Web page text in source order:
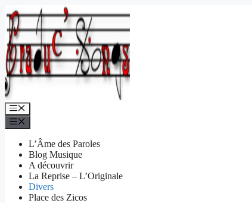
Aller
au
contenu
Menu
L’Âme des Paroles
Blog Musique
A découvrir
La Reprise – L’Originale
Divers
Place des Zicos